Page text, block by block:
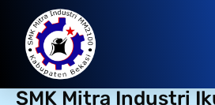
Siap Meniti Karier
SMK Mitra Industri